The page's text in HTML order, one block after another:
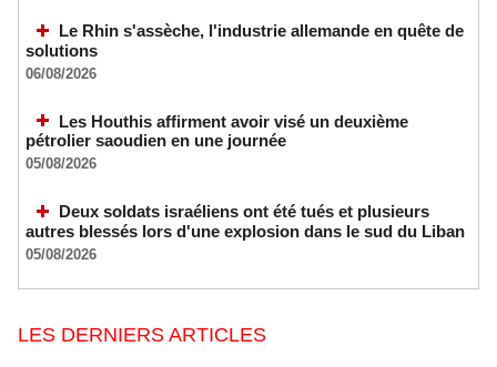
Le Rhin s'assèche, l'industrie allemande en quête de
solutions
06/08/2026
Les Houthis affirment avoir visé un deuxième
pétrolier saoudien en une journée
05/08/2026
Deux soldats israéliens ont été tués et plusieurs
autres blessés lors d'une explosion dans le sud du Liban
05/08/2026
LES DERNIERS ARTICLES